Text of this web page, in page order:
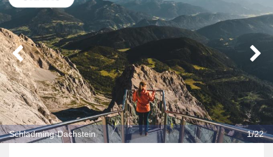
Schladming-Dachstein 1/22